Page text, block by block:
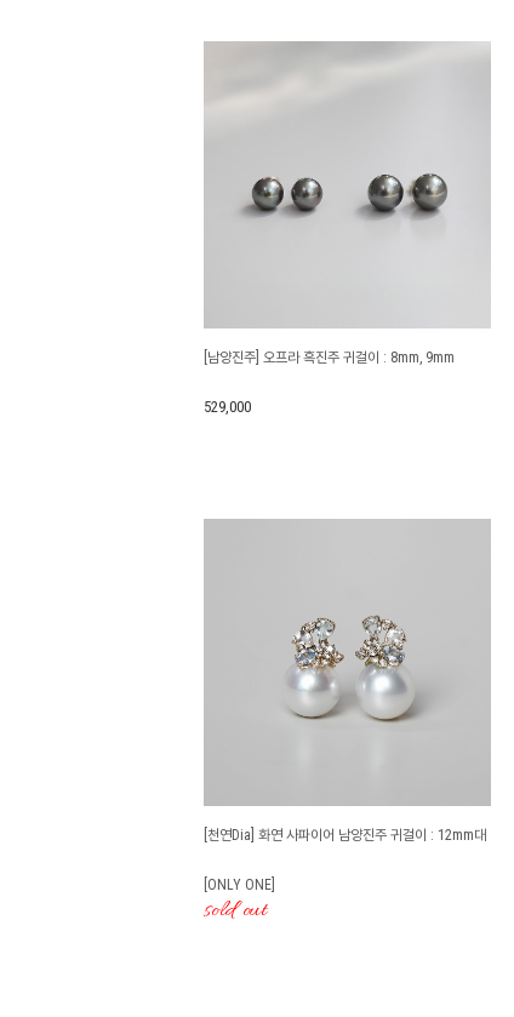
[남양진주] 오프라 흑진주 귀걸이 : 8mm, 9mm
529,000
[천연Dia] 화연 사파이어 남양진주 귀걸이 : 12mm대
[ONLY ONE]
sold out